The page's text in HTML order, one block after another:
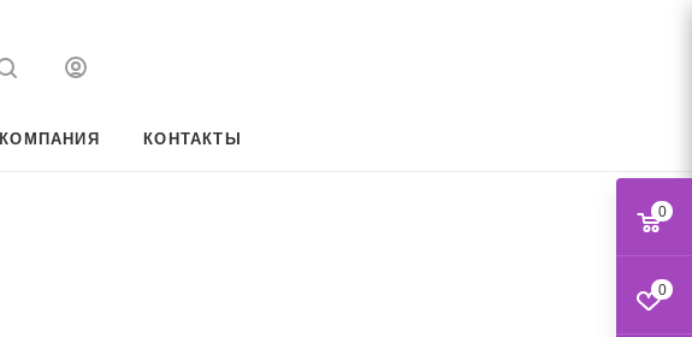
КОМПАНИЯ КОНТАКТЫ
0
0